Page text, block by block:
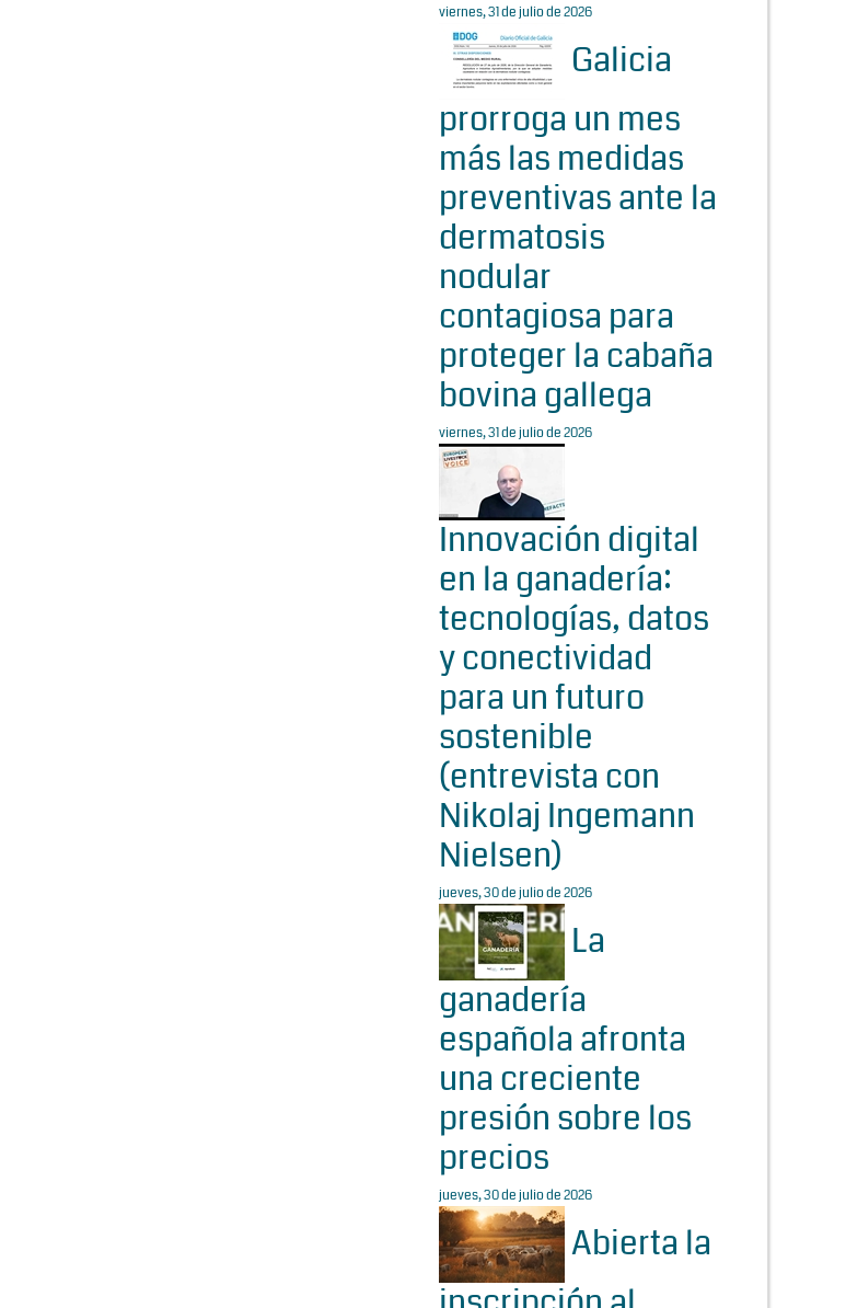
viernes, 31 de julio de 2026
Galicia
prorroga un mes
más las medidas
preventivas ante la
dermatosis
nodular
contagiosa para
proteger la cabaña
bovina gallega
viernes, 31 de julio de 2026
Innovación digital
en la ganadería:
tecnologías, datos
y conectividad
para un futuro
sostenible
(entrevista con
Nikolaj Ingemann
Nielsen)
jueves, 30 de julio de 2026
La
ganadería
española afronta
una creciente
presión sobre los
precios
jueves, 30 de julio de 2026
Abierta la